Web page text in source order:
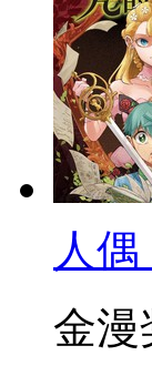
人
金漫